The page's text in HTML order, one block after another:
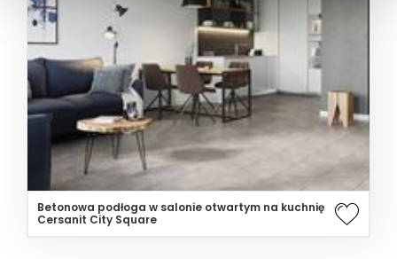
Betonowa podłoga w salonie otwartym na kuchnię
Cersanit City Square